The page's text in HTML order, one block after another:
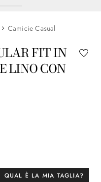
Camicie Casual
FIT IN
LINO CON
QUAL È LA MIA TAGLIA?